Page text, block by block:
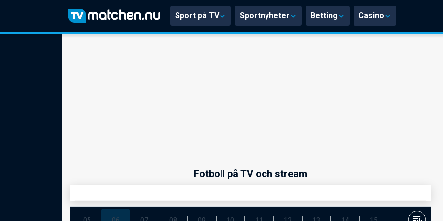
Sport på TV Sportnyheter Betting Casino
Fotboll på TV och stream